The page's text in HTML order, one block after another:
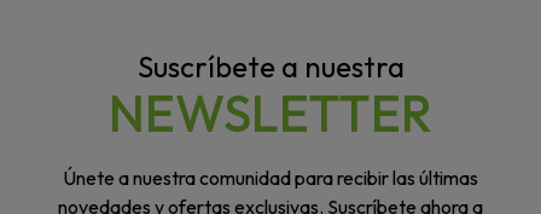
Suscríbete a nuestra
NEWSLETTER
Únete a nuestra comunidad para recibir las últimas
novedades y ofertas exclusivas. Suscríbete ahora a